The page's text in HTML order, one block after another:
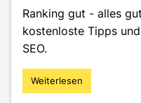
Ranking gut - alles
kostenloste Tipps
SEO.
"SEO-
Tipps
Weiterlesen